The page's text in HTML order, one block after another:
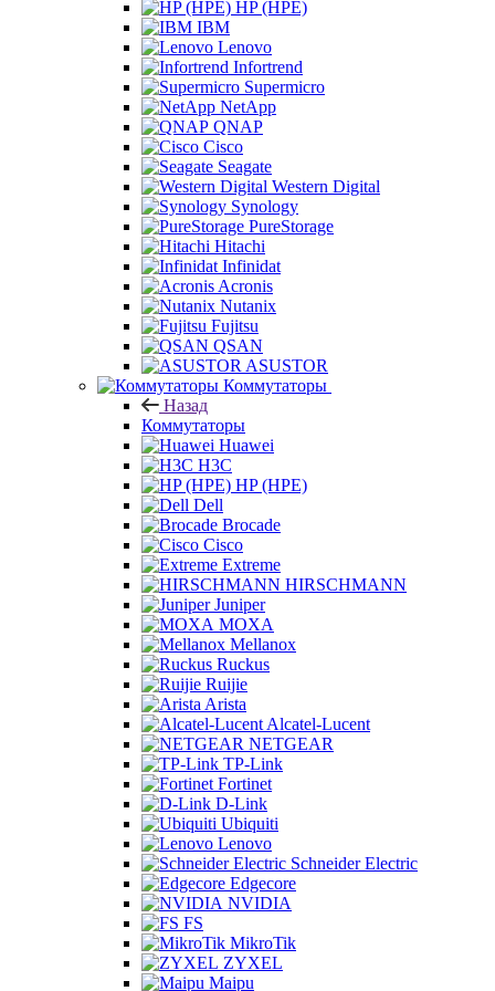
HP (HPE)
IBM
Lenovo
Infortrend
Supermicro
NetApp
QNAP
Cisco
Seagate
Western Digital
Synology
PureStorage
Hitachi
Infinidat
Acronis
Nutanix
Fujitsu
QSAN
ASUSTOR
Коммутаторы
Назад
Коммутаторы
Huawei
H3C
HP (HPE)
Dell
Brocade
Cisco
Extreme
HIRSCHMANN
Juniper
MOXA
Mellanox
Ruckus
Ruijie
Arista
Alcatel-Lucent
NETGEAR
TP-Link
Fortinet
D-Link
Ubiquiti
Lenovo
Schneider Electric
Edgecore
NVIDIA
FS
MikroTik
ZYXEL
Maipu